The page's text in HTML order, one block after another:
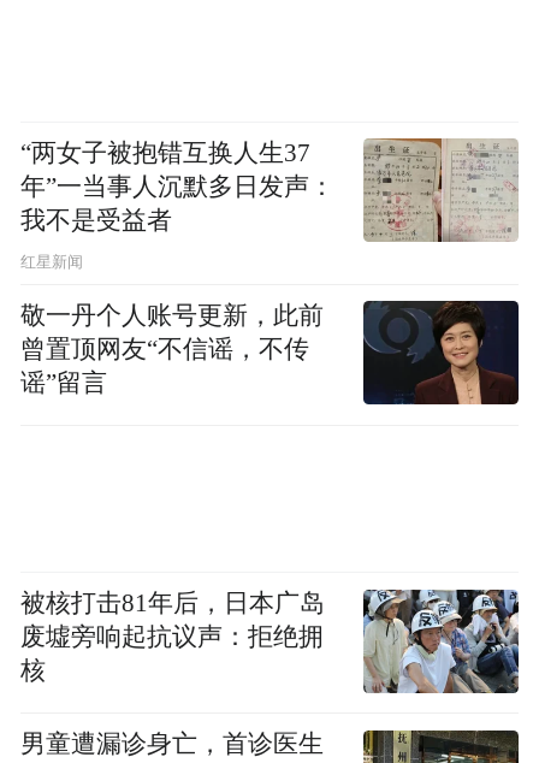
“两女子被抱错互换人生37
年”一当事人沉默多日发声：
我不是受益者
红星新闻
敬一丹个人账号更新，此前
曾置顶网友“不信谣，不传
谣”留言
被核打击81年后，日本广岛
废墟旁响起抗议声：拒绝拥
核
男童遭漏诊身亡，首诊医生